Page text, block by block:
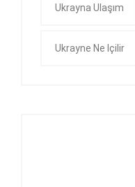
Ukrayna Ulaşım
Ukrayne Ne Içilir